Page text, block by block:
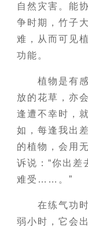
自然灾害。能
争时期，竹子
难，从而可见
功能。
植物是有感
放的花草，亦
逢遭不幸时，
如，每逢我出
的植物，会用
诉说：“你出差
难受……。”
在练气功时
弱小时，它会